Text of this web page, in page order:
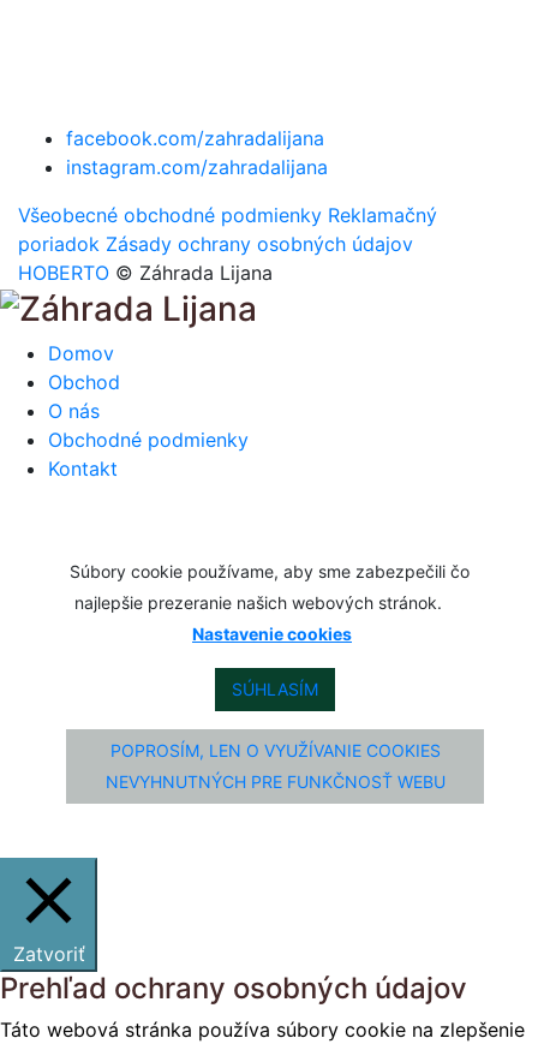
facebook.com/zahradalijana
instagram.com/zahradalijana
Všeobecné obchodné podmienky Reklamačný
poriadok Zásady ochrany osobných údajov
HOBERTO © Záhrada Lijana
Domov
Obchod
O nás
Obchodné podmienky
Kontakt
Súbory cookie používame, aby sme zabezpečili čo
najlepšie prezeranie našich webových stránok.
Nastavenie cookies
SÚHLASÍM
POPROSÍM, LEN O VYUŽÍVANIE COOKIES
NEVYHNUTNÝCH PRE FUNKČNOSŤ WEBU
Zatvoriť
Prehľad ochrany osobných údajov
Táto webová stránka používa súbory cookie na zlepšenie